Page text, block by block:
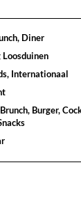
Diner
Loosduinen
Internationaal
Burger,